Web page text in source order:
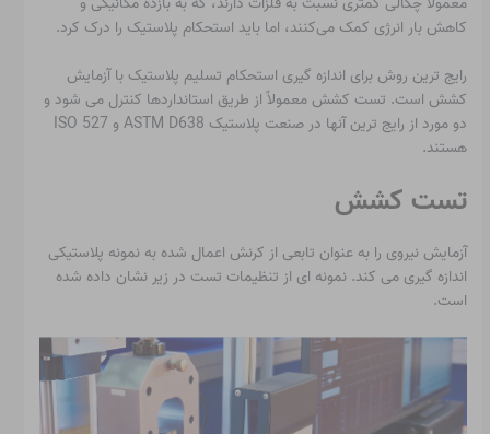
کاهش بار انرژی کمک می‌کنند، اما باید استحکام پلاستیک را درک کرد.
رایج ترین روش برای اندازه گیری استحکام تسلیم پلاستیک با آزمایش
کشش است. تست کشش معمولاً از طریق استانداردها کنترل می شود و
دو مورد از رایج ترین آنها در صنعت پلاستیک ASTM D638 و ISO 527
هستند.
تست کشش
آزمایش نیروی را به عنوان تابعی از کرنش اعمال شده به نمونه پلاستیکی
اندازه گیری می کند. نمونه ای از تنظیمات تست در زیر نشان داده شده
است.